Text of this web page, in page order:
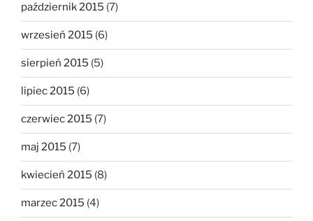
październik 2015 (7)
wrzesień 2015 (6)
sierpień 2015 (5)
lipiec 2015 (6)
czerwiec 2015 (7)
maj 2015 (7)
kwiecień 2015 (8)
marzec 2015 (4)